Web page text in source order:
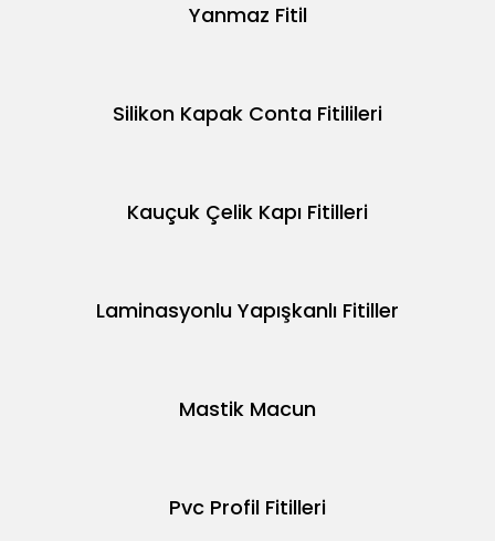
Yanmaz Fitil
Silikon Kapak Conta Fitilileri
Kauçuk Çelik Kapı Fitilleri
Laminasyonlu Yapışkanlı Fitiller
Mastik Macun
Pvc Profil Fitilleri